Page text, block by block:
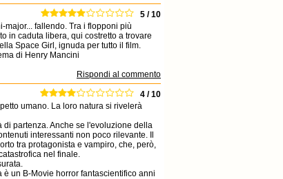
5 / 10
fallendo. Tra i flopponi più
in caduta libera, qui costretto a trovare
Space Girl, ignuda per tutto il film.
di Henry Mancini
Rispondi al commento
4 / 10
umano. La loro natura si rivelerà
partenza. Anche se l'evoluzione della
interessanti non poco rilevante. Il
tra protagonista e vampiro, che, però,
nel finale.
un B-Movie horror fantascientifico anni